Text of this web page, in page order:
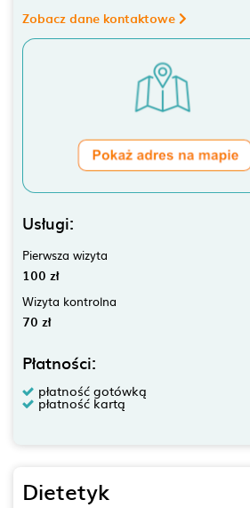
Zobacz dane kontaktowe
Usługi:
Pierwsza wizyta
100 zł
Wizyta kontrolna
70 zł
Płatności:
płatność gotówką
płatność kartą
Dietetyk